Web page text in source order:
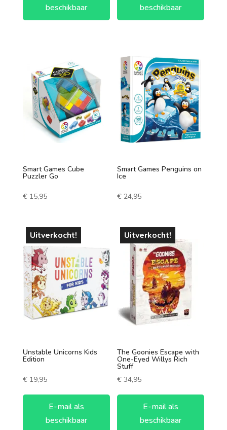
beschikbaar
beschikbaar
Smart Games Cube
Puzzler Go
€15,95
Smart Games Penguins on
Ice
€ 24,95
Uitverkocht!
Unstable Unicorns Kids
Edition
€19,95
E-mail als
beschikbaar
Uitverkocht!
The Goonies Escape with
One-Eyed Willys Rich
Stuff
€ 34,95
E-mail als
beschikbaar